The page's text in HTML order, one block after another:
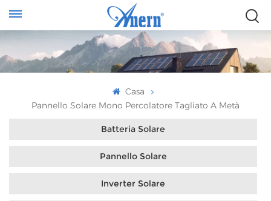
Casa
Pannello Solare Mono Percolatore Tagliato A Metà
Batteria Solare
Pannello Solare
Inverter Solare